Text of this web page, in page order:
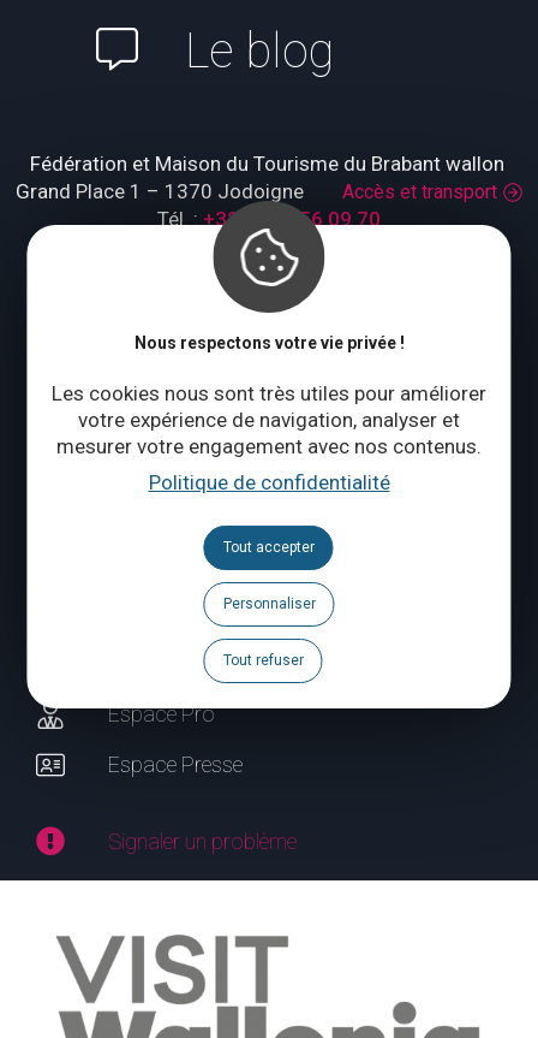
Nous respectons votre vie privée !
Les cookies nous sont très utiles pour améliorer
votre expérience de navigation, analyser et
mesurer votre engagement avec nos contenus.
Politique de confidentialité
Tout accepter
Personnaliser
Tout refuser
Le blog
Fédération et Maison du Tourisme du Brabant wallon
Grand Place 1 – 1370 Jodoigne Accès et transport
Tél. :+32 (0)10 56 09 70
Lundi : fermé
Mardi à jeudi : 09:00 – 17:00
CONTACTEZ-NOUS
Suivez-nous
Espace Pro
Espace Presse
Signaler un problème